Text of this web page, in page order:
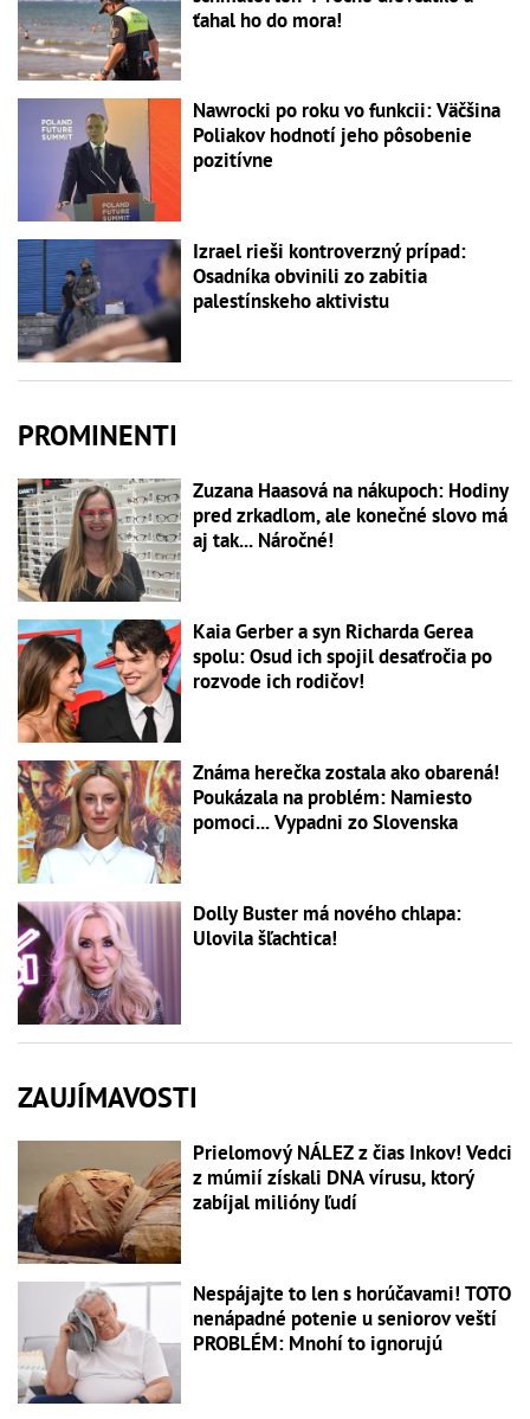
ťahal ho do mora!
Nawrocki po roku vo funkcii: Väčšina
Poliakov hodnotí jeho pôsobenie
pozitívne
Izrael rieši kontroverzný prípad:
Osadníka obvinili zo zabitia
palestínskeho aktivistu
PROMINENTI
Zuzana Haasová na nákupoch: Hodiny
pred zrkadlom, ale konečné slovo má
aj tak... Náročné!
Kaia Gerber a syn Richarda Gerea
spolu: Osud ich spojil desaťročia po
rozvode ich rodičov!
Známa herečka zostala ako obarená!
Poukázala na problém: Namiesto
pomoci... Vypadni zo Slovenska
Dolly Buster má nového chlapa:
Ulovila šľachtica!
ZAUJÍMAVOSTI
Prielomový NÁLEZ z čias Inkov! Vedci
z múmií získali DNA vírusu, ktorý
zabíjal milióny ľudí
Nespájajte to len s horúčavami! TOTO
nenápadné potenie u seniorov veští
PROBLÉM: Mnohí to ignorujú